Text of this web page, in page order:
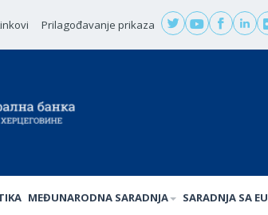
Prilagođavanje prikaza
MEĐUNARODNA SARADNJA SARADNJA SA EU